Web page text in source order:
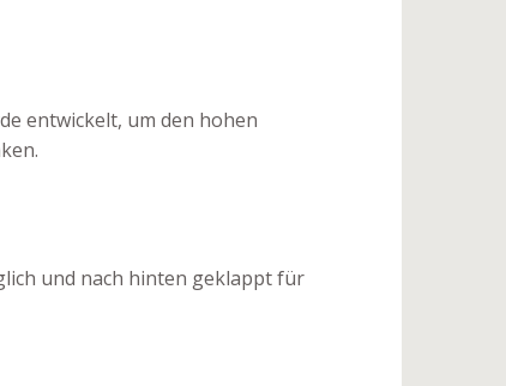
entwickelt, um den hohen
und nach hinten geklappt für